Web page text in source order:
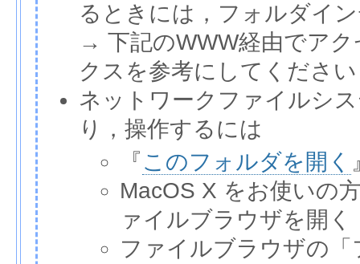
るときには，フォルダイ
→ 下記のWWW経由でア
クスを参考にしてくださ
ネットワークファイルシ
り，操作するには
『このフォルダを開く
MacOS X をお使いの
ァイルブラウザを開く
ファイルブラウザの